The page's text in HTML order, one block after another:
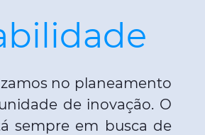
no planeamento
de inovação. O
sempre em busca de